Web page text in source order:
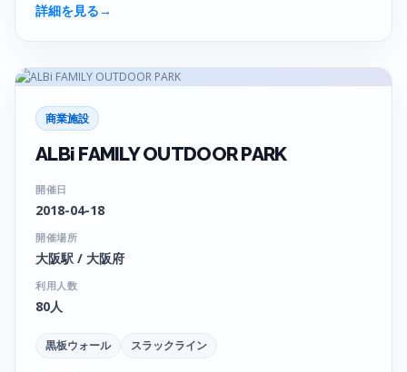
詳細を見る→
商業施設
ALBi FAMILY OUTDOOR PARK
開催日
2018-04-18
開催場所
大阪駅 / 大阪府
利用人数
80人
黒板ウォール スラックライン